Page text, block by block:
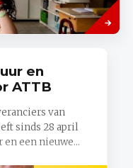
Lees
meer
en
ATTB
van
sinds 28 april
en een nieuwe...